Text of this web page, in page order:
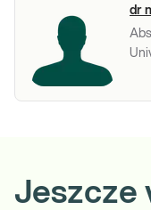
dr
Jeszcze